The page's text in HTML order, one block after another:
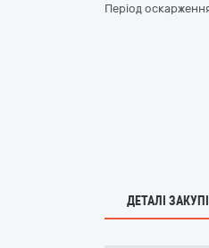
Період
ДЕТАЛІ